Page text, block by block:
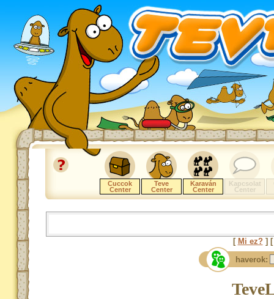
Cuccok
Center
Teve
Center
Karaván
Center
Kapcsolat
Center
[ Mi ez?]
haverok: